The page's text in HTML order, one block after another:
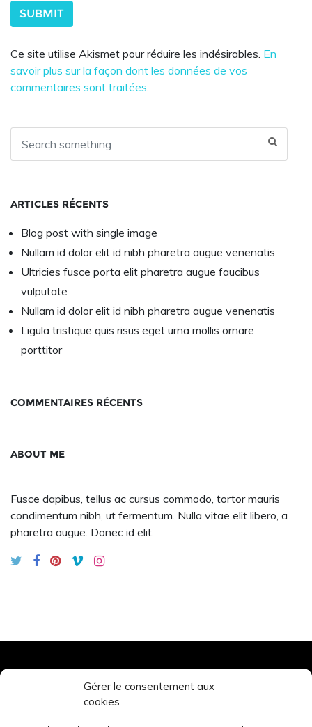
Gérer le consentement aux
cookies
Ce site utilise Akismet pour réduire les indésirables. En
savoir plus sur la façon dont les données de vos
commentaires sont traitées.
ARTICLES RÉCENTS
Blog post with single image
Nullam id dolor elit id nibh pharetra augue venenatis
Ultricies fusce porta elit pharetra augue faucibus
vulputate
Nullam id dolor elit id nibh pharetra augue venenatis
Ligula tristique quis risus eget urna mollis ornare
porttitor
COMMENTAIRES RÉCENTS
ABOUT ME
Fusce dapibus, tellus ac cursus commodo, tortor mauris
condimentum nibh, ut fermentum. Nulla vitae elit libero, a
pharetra augue. Donec id elit.
TOURS’N BIKES